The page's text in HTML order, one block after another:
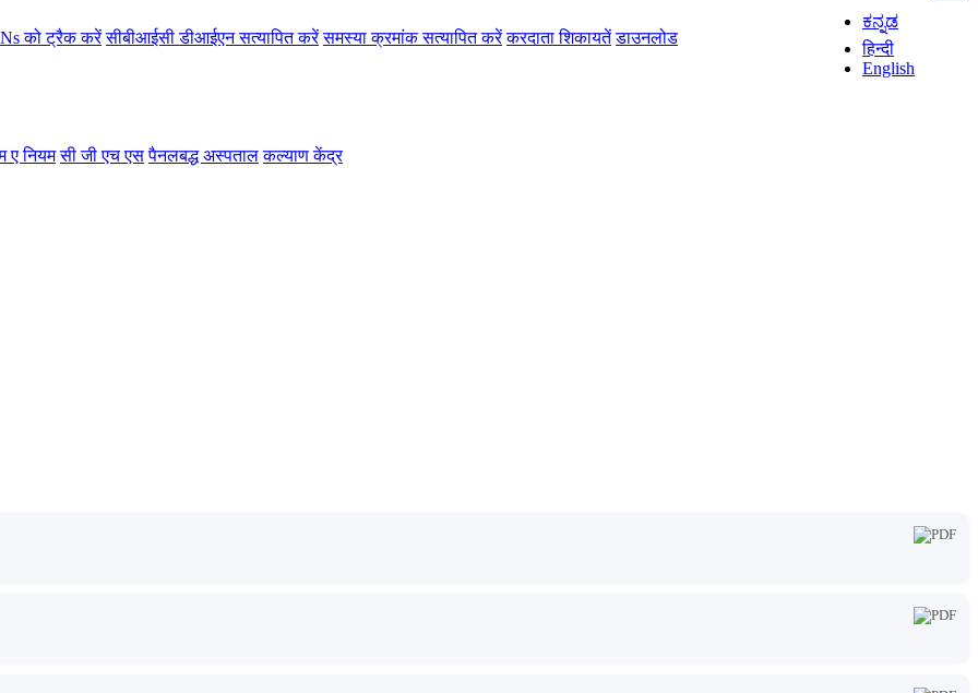
को ट्रैक करें सीबीआईसी डीआईएन सत्यापित करें समस्या क्रमांक सत्यापित करें करदाता शिकायतें डाउनलोड
ए नियम सी जी एच एस पैनलबद्ध अस्पताल कल्याण केंद्र
ಕನ್ನಡ
हिन्दी
English